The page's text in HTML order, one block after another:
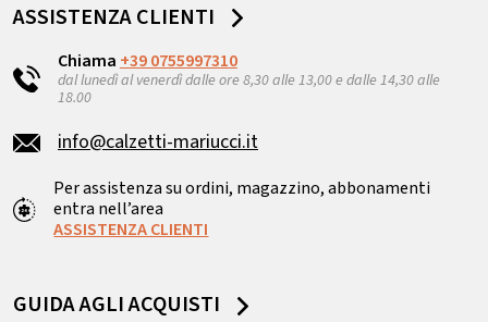
ASSISTENZA CLIENTI
Chiama +39 0755997310
dal lunedì al venerdì dalle ore 8,30 alle 13,00 e dalle 14,30 alle
18.00
info@calzetti-mariucci.it
Per assistenza su ordini, magazzino, abbonamenti
entra nell’area
ASSISTENZA CLIENTI
GUIDA AGLI ACQUISTI